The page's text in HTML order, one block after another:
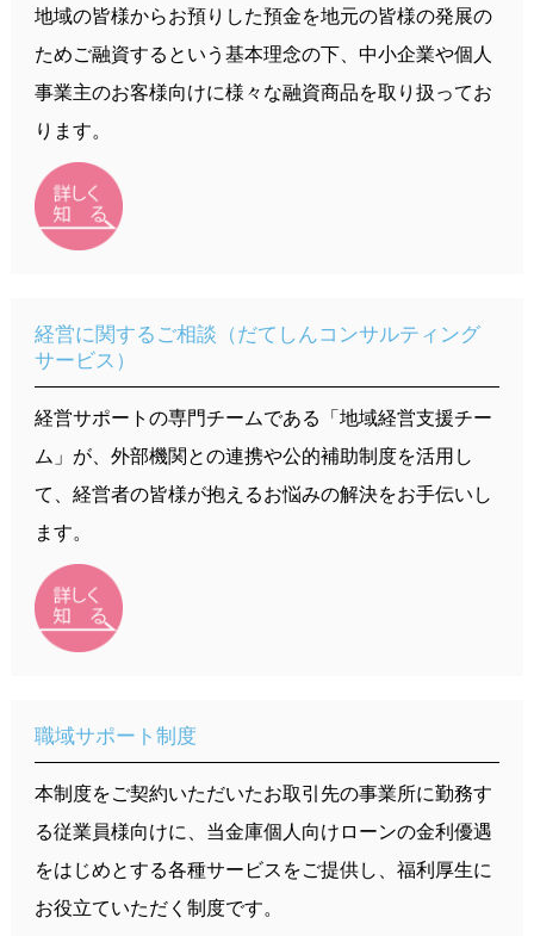
便利に・お得に
経営に関するご相談
職域サポート制度
伊達信用金庫のご案内
当金庫の取組み
採用への想い
新卒採用
中途採用
その他
店舗・ATM 案内
金利一覧
お問い合わせ
サイトマップ
お知らせ
伊達信用金庫
金融機関コード：1009
地域の皆様からお預りした預金を地元の皆様の発展の
ためご融資するという基本理念の下、中小企業や個人
事業主のお客様向けに様々な融資商品を取り扱ってお
ります。
経営に関するご相談（だてしんコンサルティング
サービス）
経営サポートの専門チームである「地域経営支援チー
ム」が、外部機関との連携や公的補助制度を活用し
て、経営者の皆様が抱えるお悩みの解決をお手伝いし
ます。
職域サポート制度
本制度をご契約いただいたお取引先の事業所に勤務す
る従業員様向けに、当金庫個人向けローンの金利優遇
をはじめとする各種サービスをご提供し、福利厚生に
お役立ていただく制度です。